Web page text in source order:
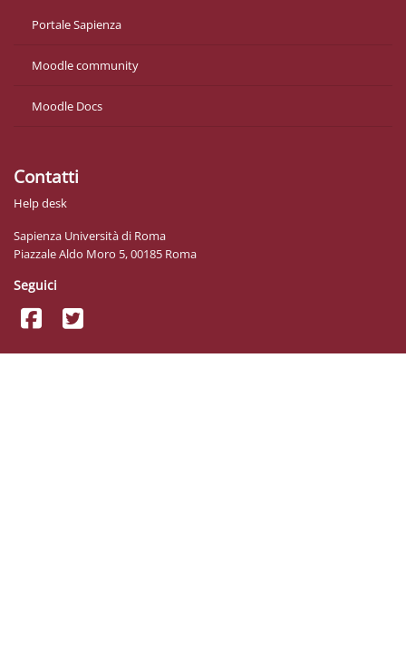
Portale Sapienza
Moodle community
Moodle Docs
Contatti
Help desk
Sapienza Università di Roma
Piazzale Aldo Moro 5, 00185 Roma
Seguici